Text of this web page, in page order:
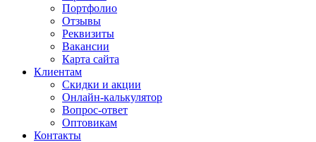
Портфолио
Отзывы
Реквизиты
Вакансии
Карта сайта
Клиентам
Скидки и акции
Онлайн-калькулятор
Вопрос-ответ
Оптовикам
Контакты